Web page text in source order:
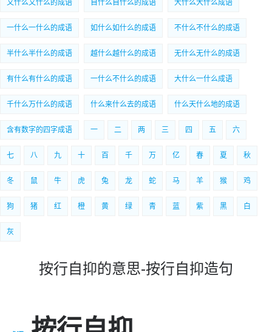
又什么又什么的成语 自什么自什么的成语 大什么大什么成语
一什么一什么的成语 如什么如什么的成语 不什么不什么的成语
半什么半什么的成语 越什么越什么的成语 无什么无什么的成语
有什么有什么的成语 一什么不什么的成语 大什么一什么成语
千什么万什么的成语 什么来什么去的成语 什么天什么地的成语
含有数字的四字成语 一 二 两 三 四 五 六
七 八 九 十 百 千 万 亿 春 夏 秋
冬 鼠 牛 虎 兔 龙 蛇 马 羊 猴 鸡
狗 猪 红 橙 黄 绿 青 蓝 紫 黑 白
灰
按行自抑的意思-按行自抑造句